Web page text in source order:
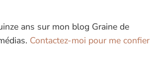
ans sur mon blog Graine de
Contactez-moi pour me confier